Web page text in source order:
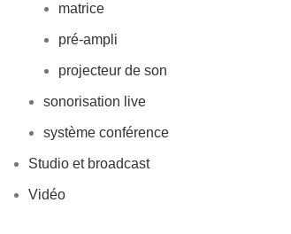
matrice
pré-ampli
projecteur de son
sonorisation live
système conférence
Studio et broadcast
Vidéo